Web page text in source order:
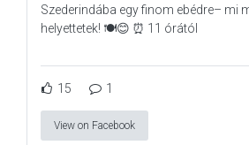
Szederindába egy finom ebédre– mi
helyettetek! 🍽️😊 ⏰ 11 órától
15 1
View on Facebook